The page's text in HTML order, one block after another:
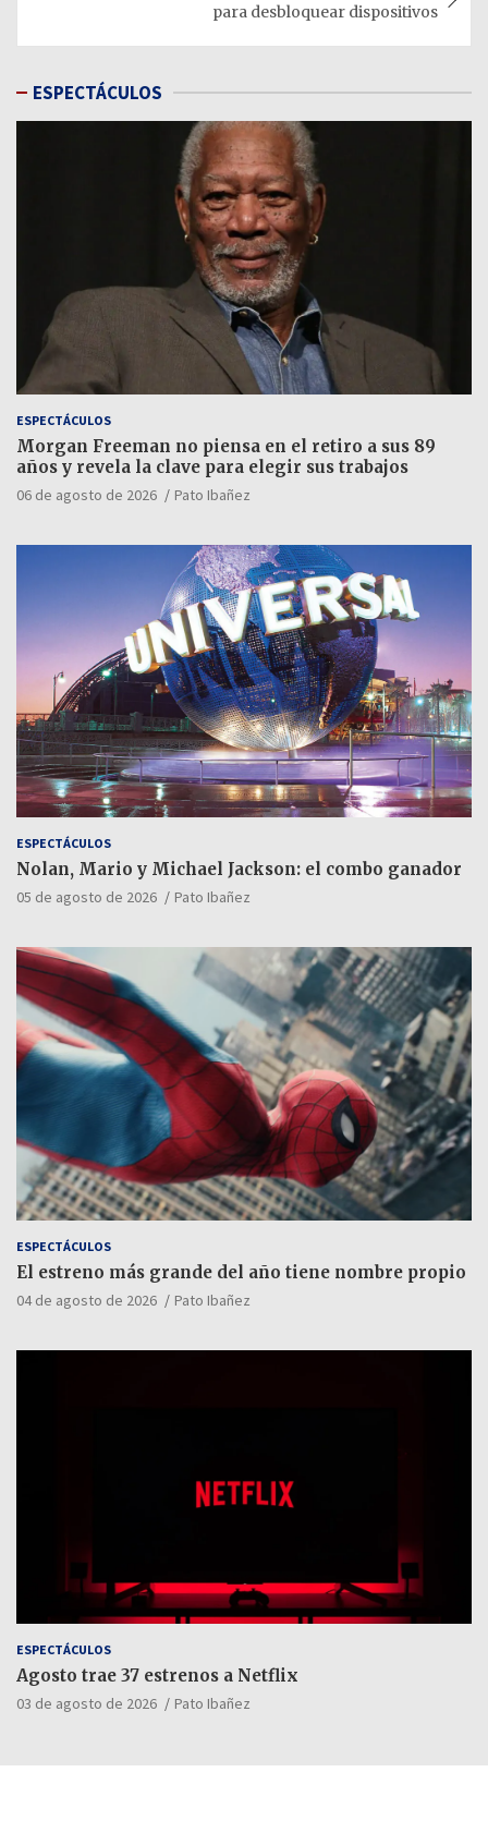
para desbloquear dispositivos
ESPECTÁCULOS
ESPECTÁCULOS
Morgan Freeman no piensa en el retiro a sus 89
años y revela la clave para elegir sus trabajos
06 de agosto de 2026 Pato Ibañez
ESPECTÁCULOS
Nolan, Mario y Michael Jackson: el combo ganador
05 de agosto de 2026 Pato Ibañez
ESPECTÁCULOS
El estreno más grande del año tiene nombre propio
04 de agosto de 2026 Pato Ibañez
ESPECTÁCULOS
Agosto trae 37 estrenos a Netflix
03 de agosto de 2026 Pato Ibañez